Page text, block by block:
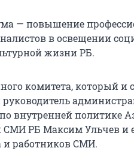
— повышение
в освещении
жизни РБ.
комитета, который и
внутренней политике
СМИ РБ Максим Ульчев и
и работников СМИ.